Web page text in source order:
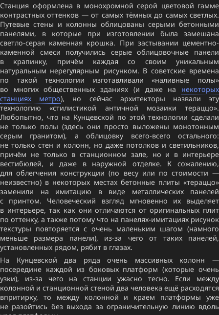
Станция оформлена в монохромной серой цветовой гамме
контрастных оттенков — от самых тёмных до самых светлых.
Путевые стены и колонны облицованы серыми бетонными
панелями, в которые при изготовлении была замешана
светло-серая каменная крошка. При застывании цементно-
каменной смеси получились серые облицовочные панели
в крапинку, причём каждая со своим уникальным
натуральным нерегулярным рисунком. В советские времена
по такой технологии изготавливали «наливные полы»
во многих общественных зданиях (и даже на некоторых
станциях метро), но сейчас архитекторы назвали эту
технологию «стилистикой античной мозаики тераццо».
Любопытно, что на Кунцевской по этой технологии сделали
не только полы (здесь они просто выложены монотонным
серым гранитом), а облицовку всего-всего остального:
не только стен и колонн, но даже потолков и светильников,
причём не только в станционном зале, но и в интерьере
вестибюлей, и даже в наружной отделке. К сожалению,
для облегчения конструкции (по весу или по стоимости —
неизвестно) в некоторых местах бетонные плиты «тераццо»
заменили на имитацию в виде металлических панелей
с принтом. Человеческий взгляд мгновенно их выделяет
в интерьере, так как они отличаются от оригинальных плит
по оттенку, а также потому что на панелях-имитациях рисунок
текстуры повторяется с очень маленьким шагом (намного
меньше размера панели), из-за чего от таких панелей,
установленных рядом, рябит в глазах.
На Кунцевской два ряда очень массивных колонн —
посередине каждой из боковых платформ (которые очень
узки), из-за чего на станции ужасно тесно. Если между
колонной и станционной стеной два человека ещё расходятся
впритирку, то между колонной и краем платформы уже
не разойтись без выхода за ограничительную линию вдоль